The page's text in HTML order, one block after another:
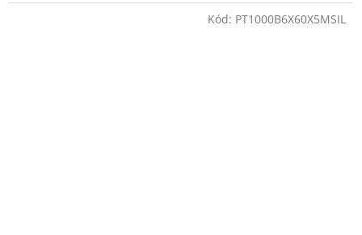
Kód: PT1000B6X60X5MSIL